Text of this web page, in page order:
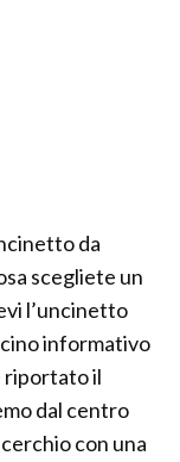
da
scegliete un
l’uncinetto
informativo
riportato il
dal centro
con una